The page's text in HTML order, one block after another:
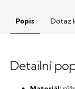
Popis Dotaz
Detailní